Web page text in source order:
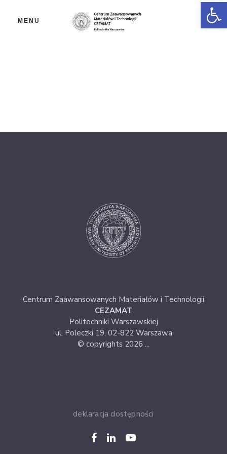
MENU
Centrum Zaawansowanych Materiałów i Technologii
CEZAMAT
Politechniki Warszawskiej
ul. Poleczki 19, 02-822 Warszawa
© copyrights 2026 ...
deklaracja dostępności